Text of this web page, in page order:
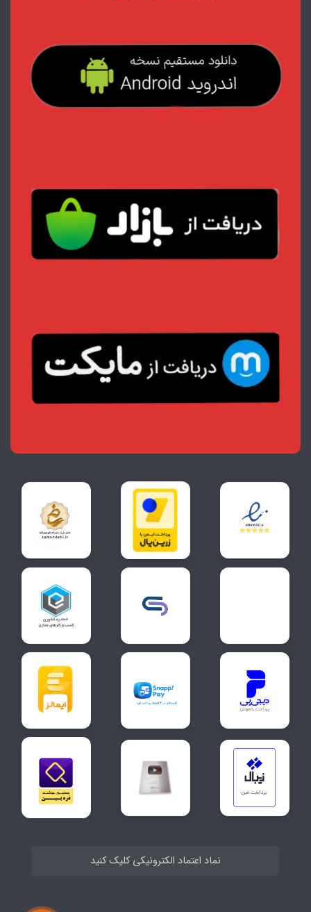
نماد اعتماد الکترونیکی کلیک کنید